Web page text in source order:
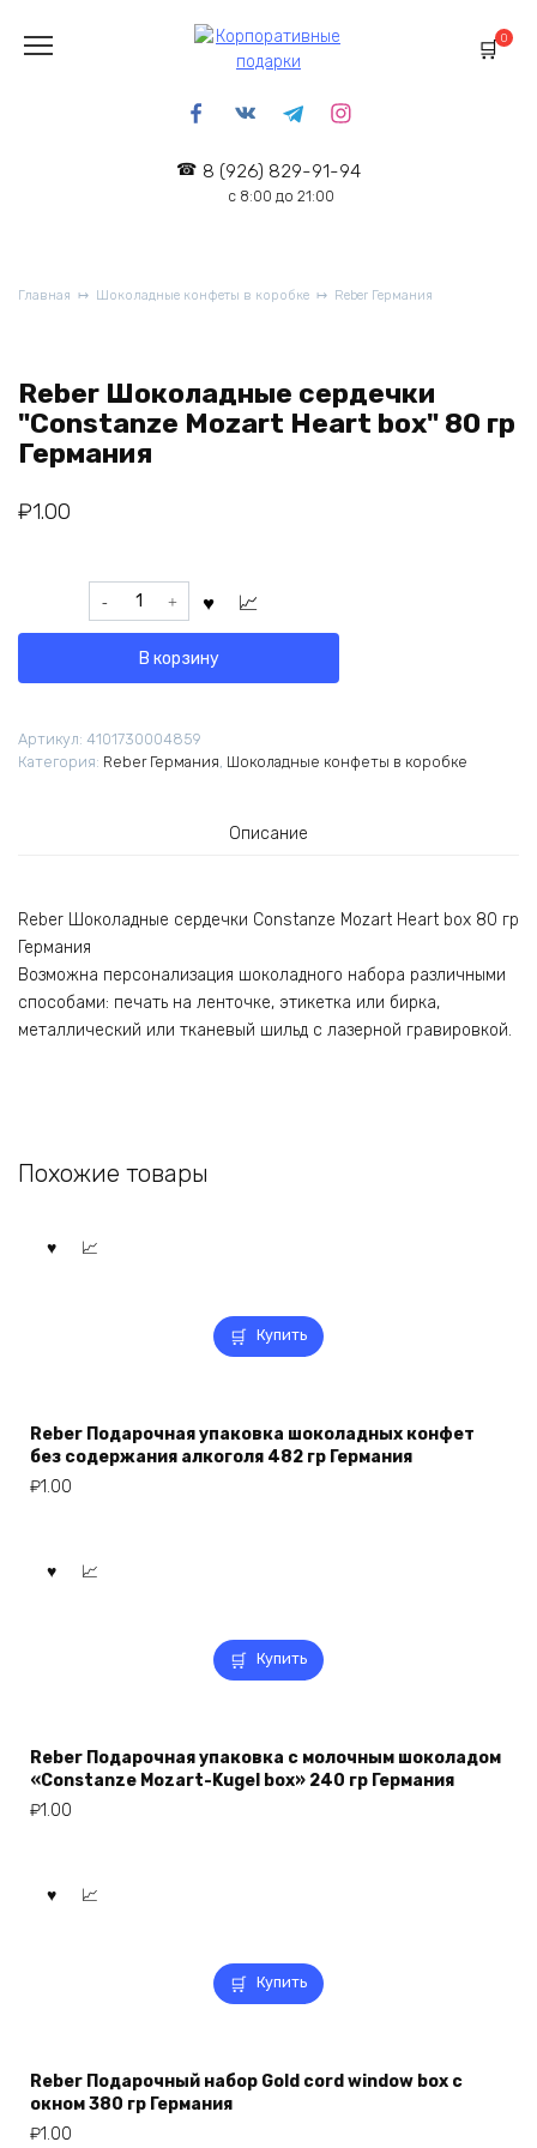
содержанию
8 (926) 829-91-94
с 8:00 до 21:00
0
Главная Шоколадные конфеты в коробке Reber Германия
Reber Шоколадные сердечки
"Constanze Mozart Heart box" 80 гр
Германия
₽1.00
Количество
товара
Шоколадные
Mozart
Heart
В корзину
Артикул: 4101730004859
Категория: Reber Германия, Шоколадные конфеты в коробке
Описание
Reber Шоколадные сердечки Constanze Mozart Heart box 80 гр
Германия
Возможна персонализация шоколадного набора различными
способами: печать на ленточке, этикетка или бирка,
металлический или тканевый шильд с лазерной гравировкой.
Похожие товары
Купить
Reber Подарочная упаковка шоколадных конфет
без содержания алкоголя 482 гр Германия
₽1.00
Купить
Reber Подарочная упаковка с молочным шоколадом
«Constanze Mozart-Kugel box» 240 гр Германия
₽1.00
Купить
Reber Подарочный набор Gold cord window box с
окном 380 гр Германия
₽1.00